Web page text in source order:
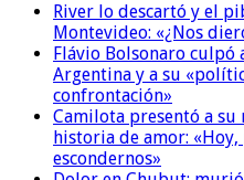
River lo descartó y el
Montevideo: «¿Nos
Flávio Bolsonaro culpó
Argentina y a su
confrontación»
Camilota presentó a su
historia de amor:
escondernos»